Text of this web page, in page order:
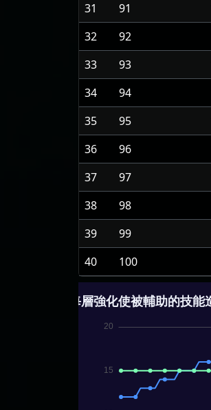
31
91
32
92
33
93
34
94
35
95
36
96
37
97
38
98
39
99
40
100